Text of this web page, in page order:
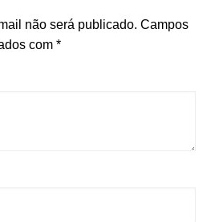
não será publicado. Campos
com *